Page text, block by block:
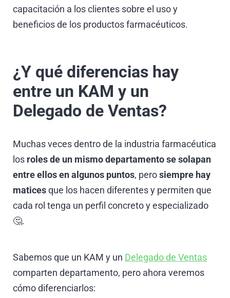
capacitación a los clientes sobre el uso y
beneficios de los productos farmacéuticos.
¿Y qué diferencias hay
entre un KAM y un
Delegado de Ventas?
Muchas veces dentro de la industria farmacéutica
los roles de un mismo departamento se solapan
entre ellos en algunos puntos, perosiempre hay
maticesque los hacen diferentes y permiten que
cada rol tenga un perfil concreto y especializado
🤔.
Sabemos que un KAM y un Delegado de Ventas
comparten departamento, pero ahora veremos
cómo diferenciarlos: